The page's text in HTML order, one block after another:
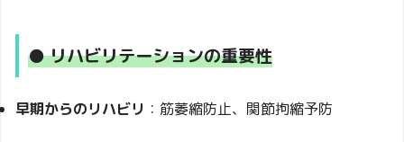
● リハビリテーションの重要性
早期からのリハビリ ：筋萎縮防止、関節拘縮予防